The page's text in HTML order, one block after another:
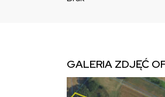
GALERIA ZDJĘĆ